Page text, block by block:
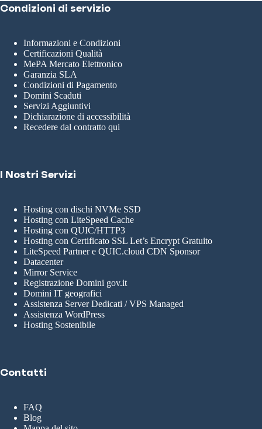
Condizioni di servizio
Informazioni e Condizioni
Certificazioni Qualità
MePA Mercato Elettronico
Garanzia SLA
Condizioni di Pagamento
Domini Scaduti
Servizi Aggiuntivi
Dichiarazione di accessibilità
Recedere dal contratto qui
I Nostri Servizi
Hosting con dischi NVMe SSD
Hosting con LiteSpeed Cache
Hosting con QUIC/HTTP3
Hosting con Certificato SSL Let’s Encrypt Gratuito
LiteSpeed Partner e QUIC.cloud CDN Sponsor
Datacenter
Mirror Service
Registrazione Domini gov.it
Domini IT geografici
Assistenza Server Dedicati / VPS Managed
Assistenza WordPress
Hosting Sostenibile
Contatti
FAQ
Blog